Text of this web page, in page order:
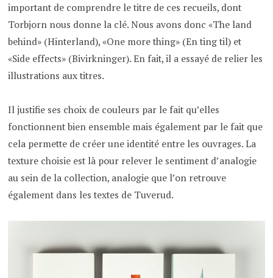
important de comprendre le titre de ces recueils, dont
Torbjorn nous donne la clé. Nous avons donc «The land
behind» (Hinterland), «One more thing» (En ting til) et
«Side effects» (Bivirkninger). En fait, il a essayé de relier les
illustrations aux titres.
Il justifie ses choix de couleurs par le fait qu’elles
fonctionnent bien ensemble mais également par le fait que
cela permette de créer une identité entre les ouvrages. La
texture choisie est là pour relever le sentiment d’analogie
au sein de la collection, analogie que l’on retrouve
également dans les textes de Tuverud.